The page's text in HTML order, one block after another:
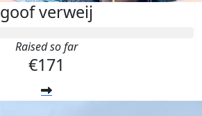
goof verweij
Raised so far
€171